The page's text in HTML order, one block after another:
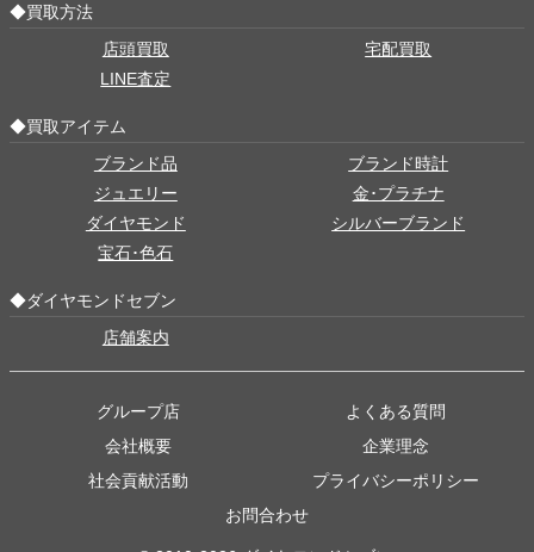
◆買取方法
店頭買取
宅配買取
LINE査定
◆買取アイテム
ブランド品
ブランド時計
ジュエリー
金･プラチナ
ダイヤモンド
シルバーブランド
宝石･色石
◆ダイヤモンドセブン
店舗案内
グループ店
よくある質問
会社概要
企業理念
社会貢献活動
プライバシーポリシー
お問合わせ